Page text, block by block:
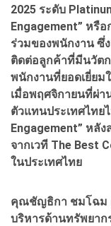
2025 ระดับ
Engagement” หรื
ร่วมของพนักงาน ซึ่
ติดต่อลูกค้าที่มีนวัต
พนักงานที่ยอดเยี่ยม
เมื่อพฤศจิกายนที่ผ่า
ตัวแทนประเทศไทย
Engagement” หลั
จากเวที The Best
ในประเทศไทย
คุณชัญธิกา ชมโฉม
บริหารด้านทรัพยา